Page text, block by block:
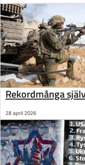
Rekordmånga
28 april 2026